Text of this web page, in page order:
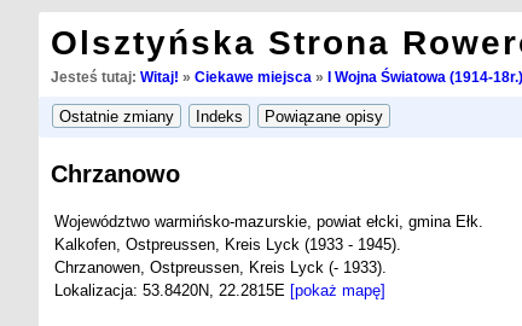
Olsztyńska Strona
Jesteś tutaj: Witaj! » Ciekawe miejsca » I Wojna Światowa (1914-18r.)
Chrzanowo
Województwo warmińsko-mazurskie, powiat ełcki, gmina Ełk.
Kalkofen, Ostpreussen, Kreis Lyck (1933 - 1945).
Chrzanowen, Ostpreussen, Kreis Lyck (- 1933).
Lokalizacja: 53.8420N, 22.2815E [pokaż mapę]